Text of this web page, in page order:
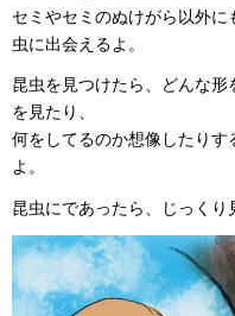
セミやセミのぬけがら以外
虫に出会えるよ。
昆虫を見つけたら、どんな
を見たり、
何をしてるのか想像したり
よ。
昆虫にであったら、じっくり